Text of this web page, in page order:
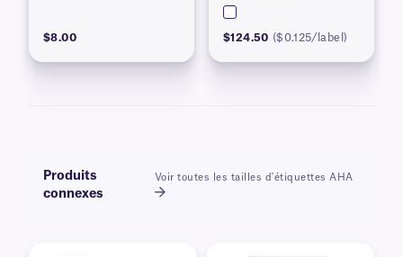
$8.00 $124.50 ($0.125/label)
Produits
connexes
Voir toutes les tailles d'étiquettes AHA